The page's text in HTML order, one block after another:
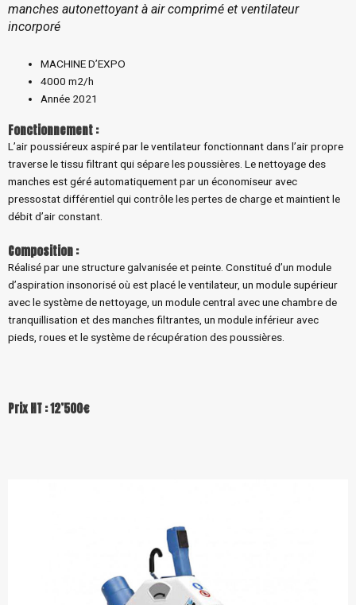
manches autonettoyant à air comprimé et ventilateur
incorporé
MACHINE D’EXPO
4000 m2/h
Année 2021
Fonctionnement :
L’air poussiéreux aspiré par le ventilateur fonctionnant dans l’air propre
traverse le tissu filtrant qui sépare les poussières. Le nettoyage des
manches est géré automatiquement par un économiseur avec
pressostat différentiel qui contrôle les pertes de charge et maintient le
débit d’air constant.
Composition :
Réalisé par une structure galvanisée et peinte. Constitué d’un module
d’aspiration insonorisé où est placé le ventilateur, un module supérieur
avec le système de nettoyage, un module central avec une chambre de
tranquillisation et des manches filtrantes, un module inférieur avec
pieds, roues et le système de récupération des poussières.
Prix HT : 12’500€